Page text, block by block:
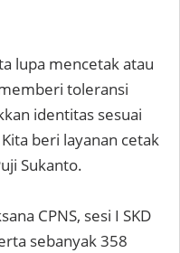
lupa mencetak atau
toleransi
identitas sesuai
beri layanan cetak
Sukanto.
CPNS, sesi I SKD
sebanyak 358